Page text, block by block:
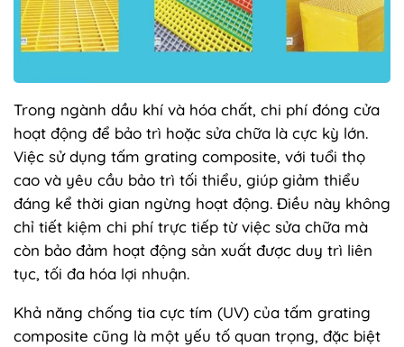
Trong ngành dầu khí và hóa chất, chi phí đóng cửa
hoạt động để bảo trì hoặc sửa chữa là cực kỳ lớn.
Việc sử dụng tấm grating composite, với tuổi thọ
cao và yêu cầu bảo trì tối thiểu, giúp giảm thiểu
đáng kể thời gian ngừng hoạt động. Điều này không
chỉ tiết kiệm chi phí trực tiếp từ việc sửa chữa mà
còn bảo đảm hoạt động sản xuất được duy trì liên
tục, tối đa hóa lợi nhuận.
Khả năng chống tia cực tím (UV) của tấm grating
composite cũng là một yếu tố quan trọng, đặc biệt